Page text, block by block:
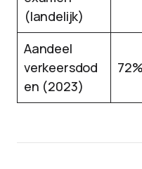
(landelijk)
Aandeel
verkeersdod
en (2023)
72%